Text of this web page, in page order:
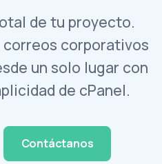
de tu proyecto.
corporativos
un solo lugar con
de cPanel.
Contáctanos